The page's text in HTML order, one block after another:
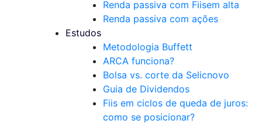
Renda passiva com Fiisem alta
Renda passiva com ações
Estudos
Metodologia Buffett
ARCA funciona?
Bolsa vs. corte da Selicnovo
Guia de Dividendos
Fiis em ciclos de queda de juros:
como se posicionar?